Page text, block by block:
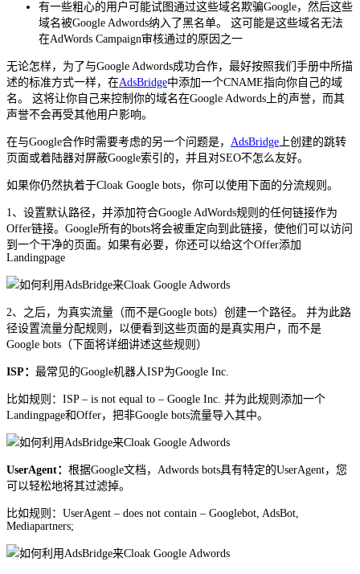
有一些粗心的用户可能试图通过这些域名欺骗Google，然后这些
域名被Google Adwords纳入了黑名单。 这可能是这些域名无法
在AdWords Campaign审核通过的原因之一
无论怎样，为了与Google Adwords成功合作，最好按照我们手册中所描
述的标准方式一样，在AdsBridge中添加一个CNAME指向你自己的域
名。 这将让你自己来控制你的域名在Google Adwords上的声誉，而其
声誉不会再受其他用户影响。
在与Google合作时需要考虑的另一个问题是， AdsBridge 上创建的跳转
页面或着陆器对屏蔽Google索引的，并且对SEO不怎么友好。
如果你仍然执着于Cloak Google bots，你可以使用下面的分流规则。
1、设置默认路径，并添加符合Google AdWords规则的任何链接作为
Offer链接。Google所有的bots将会被重定向到此链接，使他们可以访问
到一个干净的页面。如果有必要，你还可以给这个Offer添加
Landingpage
2、之后，为真实流量（而不是Google bots）创建一个路径。 并为此路
径设置流量分配规则，以便看到这些页面的是真实用户，而不是
Google bots（下面将详细讲述这些规则）
ISP： 最常见的Google机器人ISP为Google Inc.
比如规则：ISP – is not equal to – Google Inc. 并为此规则添加一个
Landingpage和Offer，把非Google bots流量导入其中。
UserAgent： 根据Google文档，Adwords bots具有特定的UserAgent，您
可以轻松地将其过滤掉。
比如规则：UserAgent – does not contain – Googlebot, AdsBot,
Mediapartners;